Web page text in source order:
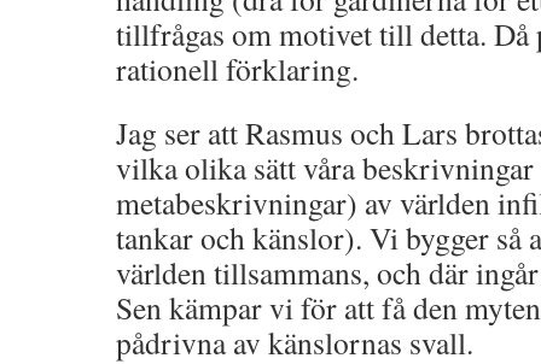
tillfrågas om motivet till detta. Då
rationell förklaring.
Jag ser att Rasmus och Lars
vilka olika sätt våra
metabeskrivningar) av världen
tankar och känslor). Vi bygger så
världen tillsammans, och där
Sen kämpar vi för att få den
pådrivna av känslornas svall.